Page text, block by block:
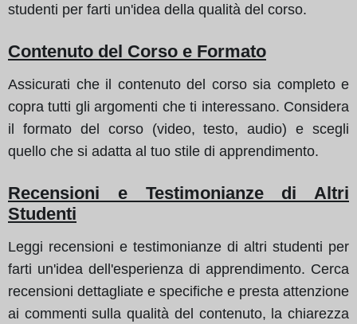
studenti per farti un'idea della qualità del corso.
Contenuto del Corso e Formato
Assicurati che il contenuto del corso sia completo e
copra tutti gli argomenti che ti interessano. Considera
il formato del corso (video, testo, audio) e scegli
quello che si adatta al tuo stile di apprendimento.
Recensioni e Testimonianze di Altri
Studenti
Leggi recensioni e testimonianze di altri studenti per
farti un'idea dell'esperienza di apprendimento. Cerca
recensioni dettagliate e specifiche e presta attenzione
ai commenti sulla qualità del contenuto, la chiarezza